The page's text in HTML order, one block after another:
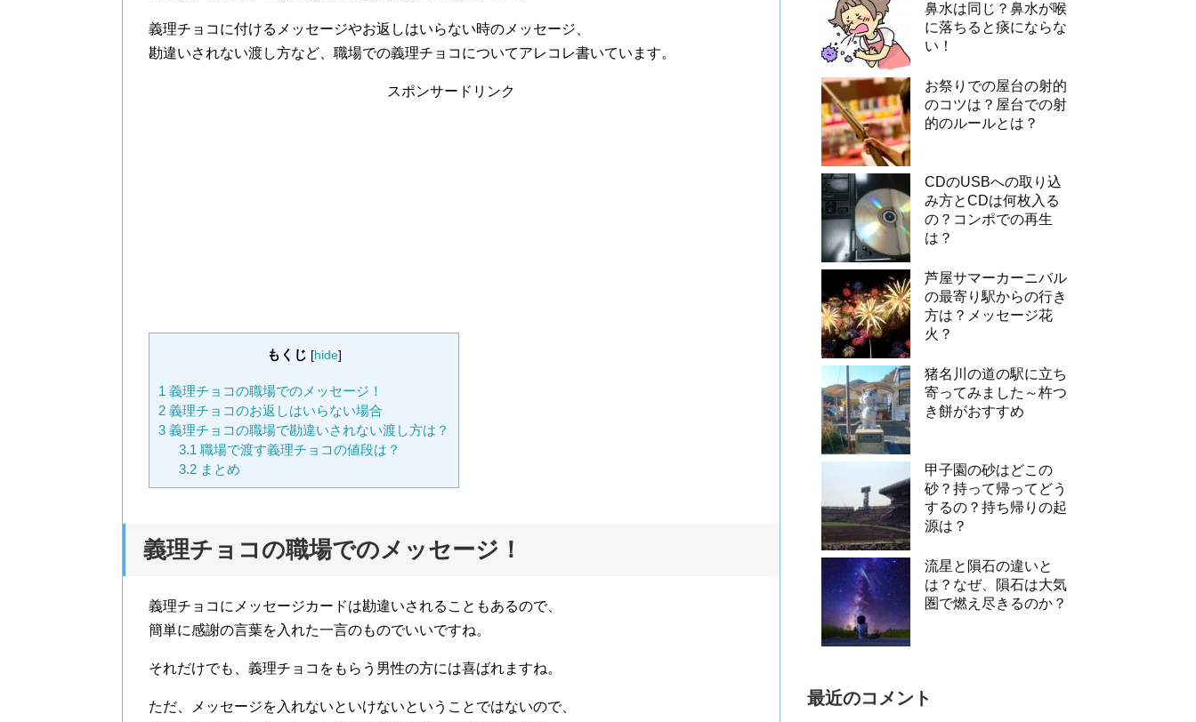
義理チョコに付けるメッセージやお返しはいらない時のメッセージ、
勘違いされない渡し方など、職場での義理チョコについてアレコレ書いています。
スポンサードリンク
もくじ [hide]
1 義理チョコの職場でのメッセージ！
2 義理チョコのお返しはいらない場合
3 義理チョコの職場で勘違いされない渡し方は？
3.1 職場で渡す義理チョコの値段は？
3.2まとめ
義理チョコの職場でのメッセージ！
義理チョコにメッセージカードは勘違いされることもあるので、
簡単に感謝の言葉を入れた一言のものでいいですね。
それだけでも、義理チョコをもらう男性の方には喜ばれますね。
ただ、メッセージを入れないといけないということではないので、
鼻水は同じ？鼻水が喉
に落ちると痰にならな
い！
お祭りでの屋台の射的
のコツは？屋台での射
的のルールとは？
CDのUSBへの取り込
み方とCDは何枚入る
の？コンポでの再生
は？
芦屋サマーカーニバル
の最寄り駅からの行き
方は？メッセージ花
火？
猪名川の道の駅に立ち
寄ってみました～杵つ
き餅がおすすめ
甲子園の砂はどこの
砂？持って帰ってどう
するの？持ち帰りの起
源は？
流星と隕石の違いと
は？なぜ、隕石は大気
圏で燃え尽きるのか？
最近のコメント